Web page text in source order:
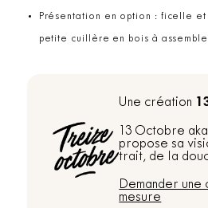
Présentation en option : ficelle et
petite cuillère en bois à
Une création
13 Octobre
propose sa
trait, de la
Demander une
mesure